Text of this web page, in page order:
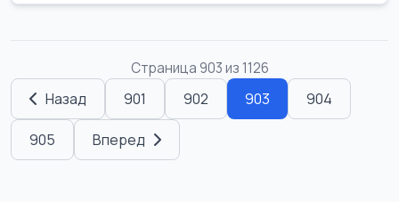
Страница 903 из 1126
Назад 901 902 903 904
905 Вперед